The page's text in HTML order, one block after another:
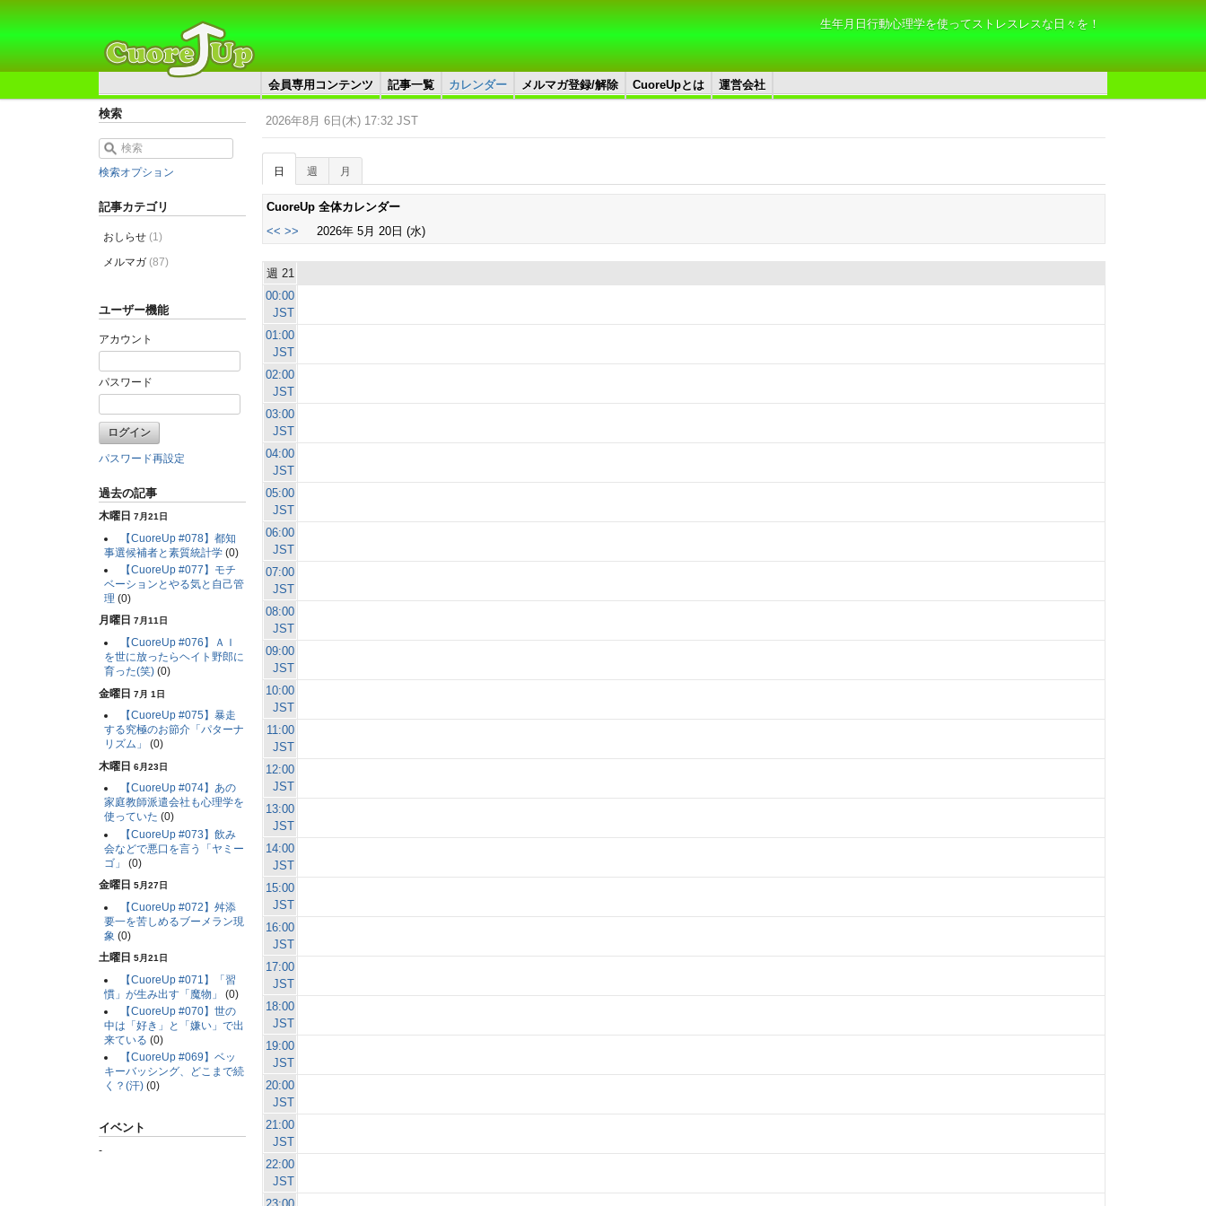
生年月日行動心理学を使ってストレスレスな日々を！
会員専用コンテンツ 記事一覧 カレンダー メルマガ登録/解除 CuoreUpとは 運営会社
2026年8月 6日(木) 17:32 JST
日 週 月
CuoreUp 全体カレンダー
<< >> 2026年 5月 20日 (水)
週 21
00:00
JST
01:00
JST
02:00
JST
03:00
JST
04:00
JST
05:00
JST
06:00
JST
07:00
JST
08:00
JST
09:00
JST
10:00
JST
11:00
JST
12:00
JST
13:00
JST
14:00
JST
15:00
JST
16:00
JST
17:00
JST
18:00
JST
19:00
JST
20:00
JST
21:00
JST
22:00
JST
検索
検索オプション
記事カテゴリ
おしらせ (1)
メルマガ (87)
ユーザー機能
アカウント
パスワード
パスワード再設定
過去の記事
木曜日 7月21日
【CuoreUp #078】都知
事選候補者と素質統計学 (0)
【CuoreUp #077】モチ
ベーションとやる気と自己管
理 (0)
月曜日 7月11日
【CuoreUp #076】ＡＩ
を世に放ったらヘイト野郎に
育った(笑) (0)
金曜日 7月 1日
【CuoreUp #075】暴走
する究極のお節介「パターナ
リズム」
(0)
木曜日 6月23日
【CuoreUp #074】あの
家庭教師派遣会社も心理学を
使っていた (0)
【CuoreUp #073】飲み
会などで悪口を言う「ヤミー
ゴ」
(0)
金曜日 5月27日
【CuoreUp #072】舛添
要一を苦しめるブーメラン現
象 (0)
土曜日 5月21日
【CuoreUp #071】「習
慣」が生み出す「魔物」
(0)
【CuoreUp #070】世の
中は「好き」と「嫌い」で出
来ている (0)
【CuoreUp #069】ベッ
キーバッシング、どこまで続
く？(汗) (0)
イベント
-